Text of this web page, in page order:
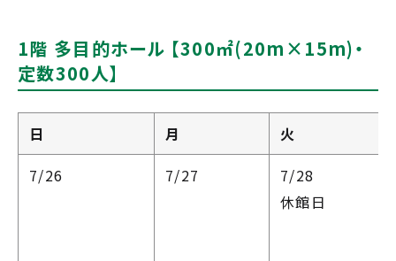
1階 多目的ホール 【300㎡(20m×15m)・
定数300人】
日 月
火
7/26
7/27
7/28
休館日